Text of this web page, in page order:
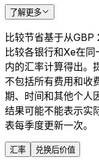
了解更多
比较节省基于从
比较各银行和Xe在
内的汇率计算得出。
不包括所有费用和收
期、时间和其他个人
结果可能不能表示实
表每季度更新一次。
汇率 兑换后价值